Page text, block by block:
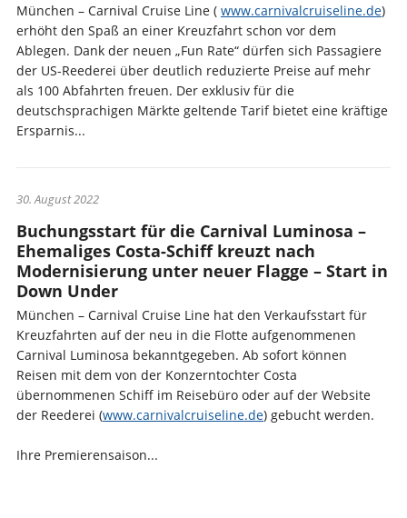
München – Carnival Cruise Line ( www.carnivalcruiseline.de)
erhöht den Spaß an einer Kreuzfahrt schon vor dem
Ablegen. Dank der neuen „Fun Rate“ dürfen sich Passagiere
der US-Reederei über deutlich reduzierte Preise auf mehr
als 100 Abfahrten freuen. Der exklusiv für die
deutschsprachigen Märkte geltende Tarif bietet eine kräftige
Ersparnis...
30. August 2022
Buchungsstart für die Carnival Luminosa –
Ehemaliges Costa-Schiff kreuzt nach
Modernisierung unter neuer Flagge – Start in
Down Under
München – Carnival Cruise Line hat den Verkaufsstart für
Kreuzfahrten auf der neu in die Flotte aufgenommenen
Carnival Luminosa bekanntgegeben. Ab sofort können
Reisen mit dem von der Konzerntochter Costa
übernommenen Schiff im Reisebüro oder auf der Website
der Reederei (www.carnivalcruiseline.de) gebucht werden.
Ihre Premierensaison...